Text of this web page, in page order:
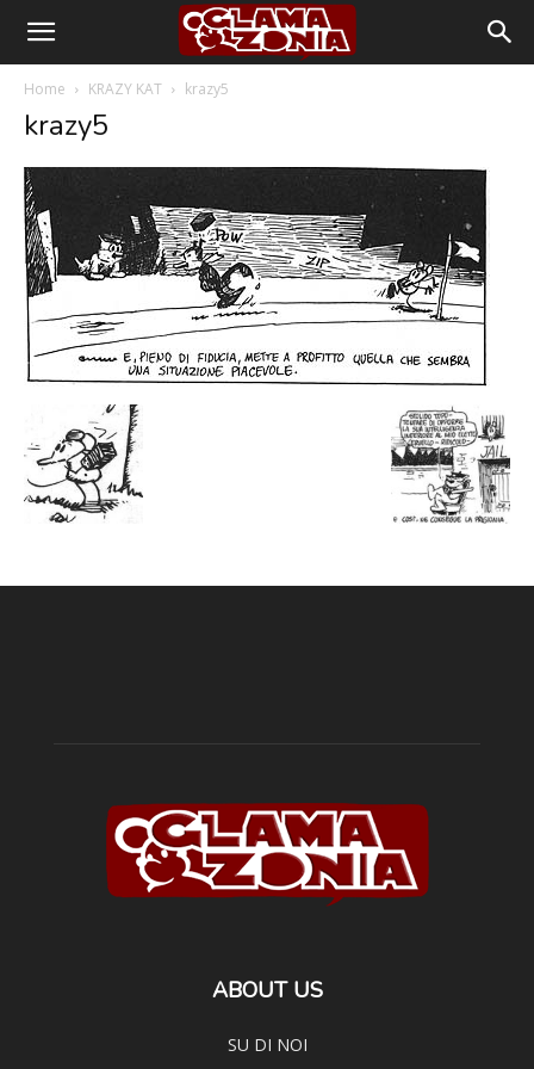
Home KRAZY KAT krazy5
krazy5
ABOUT US
SU DI NOI